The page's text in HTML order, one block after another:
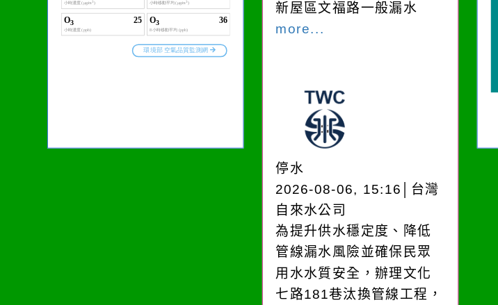
新屋區文福路一般漏水
more...
停水
2026-08-06, 15:16│台灣
自來水公司
為提升供水穩定度、降低
管線漏水風險並確保民眾
用水水質安全，辦理文化
七路181巷汰換管線工程，